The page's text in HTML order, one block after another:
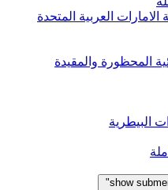
العربية المتحدة
المحظورة والمقيدة
البيطرية
show